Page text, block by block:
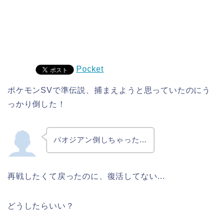
Pocket
ポケモンSVで準伝説、捕まえようと思っていたのにう
っかり倒した！
パオジアン倒しちゃった…
再戦したくて戻ったのに、復活してない…
どうしたらいい？